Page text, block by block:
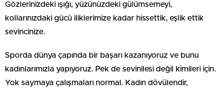
Gözlerinizdeki ışığı, yüzünüzdeki gülümsemeyi,
kollarınızdaki gücü iliklerimize kadar hissettik, eşlik ettik
sevincinize.
Sporda dünya çapında bir başarı kazanıyoruz ve bunu
kadınlarımızla yapıyoruz. Pek de sevinilesi değil kimileri için.
Yok saymaya çalışmaları normal. Kadın dövülendir,